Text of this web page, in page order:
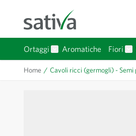
Ortaggi
Aromatiche
Fiori
Home / Cavoli ricci (germogli) - Semi